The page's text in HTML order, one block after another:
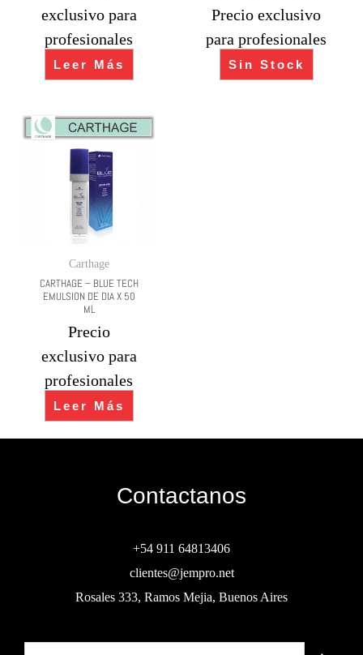
exclusivo para
profesionales
Leer Más
Precio exclusivo
para profesionales
Sin Stock
Carthage
CARTHAGE – BLUE TECH
EMULSION DE DIA X 50
ML
Precio
exclusivo para
profesionales
Leer Más
Contactanos
+54 911 64813406
clientes@jempro.net
Rosales 333, Ramos Mejia, Buenos Aires